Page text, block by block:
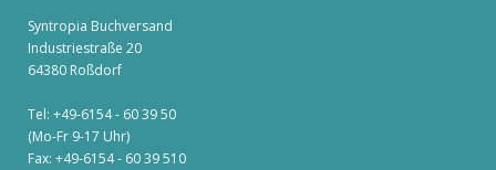
Syntropia Buchversand
Industriestraße 20
64380 Roßdorf
Tel: +49-6154 - 60 39 50
(Mo-Fr 9-17 Uhr)
Fax: +49-6154 - 60 39 510